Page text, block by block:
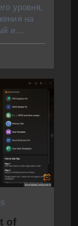
уровня,
на
и…
of